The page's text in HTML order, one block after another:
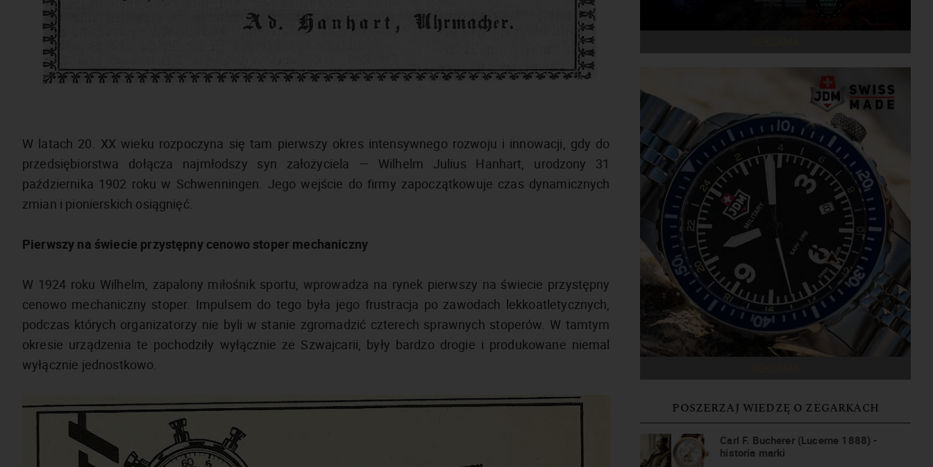
W latach 20. XX wieku rozpoczyna się tam pierwszy okres intensywnego rozwoju i innowacji, gdy do
przedsiębiorstwa dołącza najmłodszy syn założyciela — Wilhelm Julius Hanhart, urodzony 31
października 1902 roku w Schwenningen. Jego wejście do firmy zapoczątkowuje czas dynamicznych
zmian i pionierskich osiągnięć.
Pierwszy na świecie przystępny cenowo stoper mechaniczny
W 1924 roku Wilhelm, zapalony miłośnik sportu, wprowadza na rynek pierwszy na świecie przystępny
cenowo mechaniczny stoper. Impulsem do tego była jego frustracja po zawodach lekkoatletycznych,
podczas których organizatorzy nie byli w stanie zgromadzić czterech sprawnych stoperów. W tamtym
okresie urządzenia te pochodziły wyłącznie ze Szwajcarii, były bardzo drogie i produkowane niemal
wyłącznie jednostkowo.
POSZERZAJ WIEDZĘ O ZEGARKACH
Carl F. Bucherer (Lucerne 1888) -
historia marki